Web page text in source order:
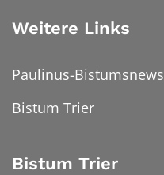
Weitere Links
Paulinus-Bistumsnews
Bistum Trier
Bistum Trier